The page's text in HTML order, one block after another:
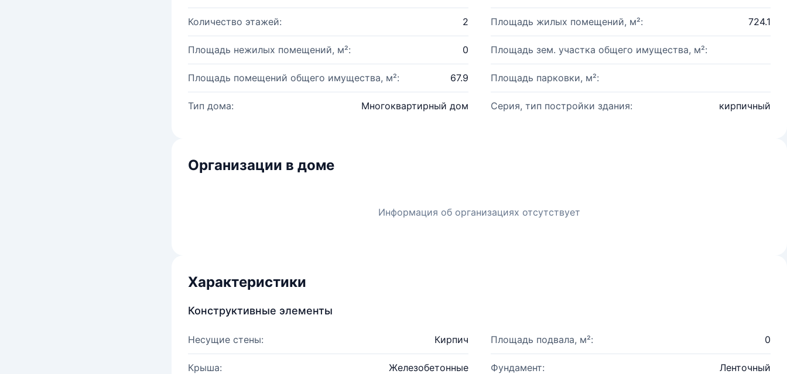
Количество этажей: 2 Площадь жилых помещений, м²: 724.1
Площадь нежилых помещений, м²: 0 Площадь зем. участка общего имущества, м²:
Площадь помещений общего имущества, м²: 67.9 Площадь парковки, м²:
Тип дома: Многоквартирный дом Серия, тип постройки здания: кирпичный
Организации в доме
Информация об организациях отсутствует
Характеристики
Конструктивные элементы
Несущие стены: Кирпич Площадь подвала, м²: 0
Крыша: Железобетонные Фундамент: Ленточный